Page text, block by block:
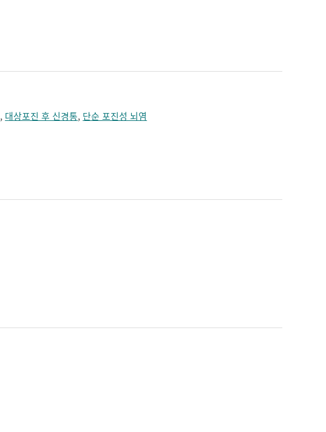
, 대상포진 후 신경통, 단순 포진성 뇌염